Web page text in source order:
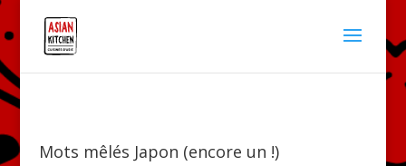
Mots mêlés Japon (encore un !)